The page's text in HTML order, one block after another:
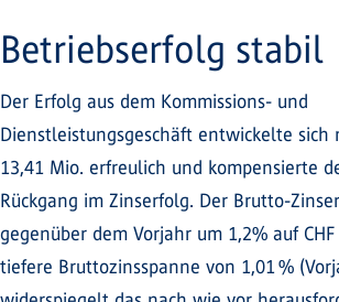
Betriebserfolg stabil
Der Erfolg aus dem Kommissions- und
Dienstleistungsgeschäft entwickelte sich
13,41 Mio. erfreulich und kompensierte
Rückgang im Zinserfolg. Der Brutto-
gegenüber dem Vorjahr um 1,2% auf
tiefere Bruttozinsspanne von 1,01 %